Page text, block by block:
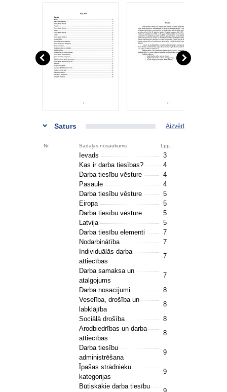
Saturs Aizvērt
Nr. Sadaļas nosaukums Lpp.
Ievads
3
Kas ir darba tiesības?
4
Darba tiesību vēsture
4
Pasaule
4
Darba tiesību vēsture
5
Eiropa
5
Darba tiesību vēsture
5
Latvija
5
Darba tiesību elementi
7
Nodarbinātība
7
Individuālās darba
attiecības
7
Darba samaksa un
atalgojums
7
Darba nosacījumi
8
Veselība, drošība un
labklājība
8
Sociālā drošība
8
Arodbiedrības un darba
attiecības
8
Darba tiesību
administrēšana
9
Īpašas strādnieku
kategorijas
9
Būtiskākie darba tiesību